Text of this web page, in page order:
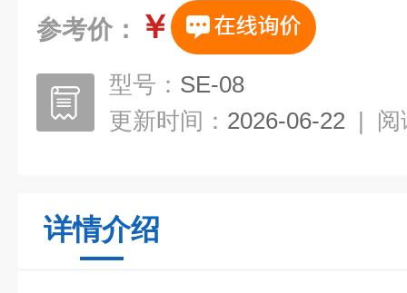
参考价： ￥
型号： SE-08
更新时间： 2026-06-22 | 阅
详情介绍